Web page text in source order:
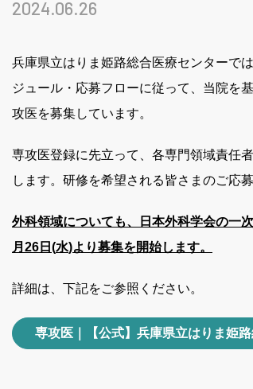
採用情報
病院ホームページ
スタッフ専用ページ
2024.06.26
兵庫県立はりま姫路総合医療センターで
ジュール・応募フローに従って、当院を
攻医を募集しています。
専攻医登録に先立って、各専門領域責任
します。研修を希望される皆さまのご応
外科領域についても、日本外科学会の一
月 26 日 (水)より募集を開始します。
詳細は、下記をご参照ください。
専攻医｜【公式】兵庫県立はりま姫